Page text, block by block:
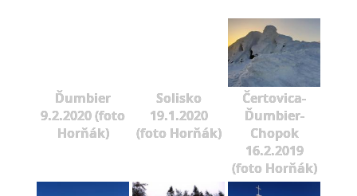
Ďumbier
9.2.2020 (foto
Horňák)
Solisko
19.1.2020
(foto Horňák)
Čertovica-
Ďumbier-
Chopok
16.2.2019
(foto Horňák)